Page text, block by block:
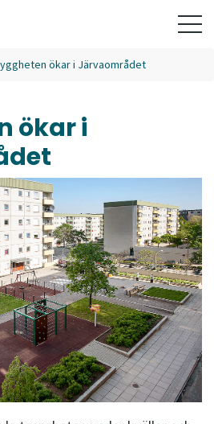
ökar i Järvaområdet
ökar i